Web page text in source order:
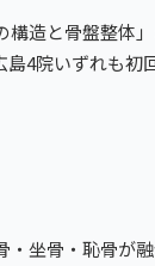
国125院）
AREA
ら、
を。
構造と骨盤整体
島4院いずれも初
・坐骨・恥骨が